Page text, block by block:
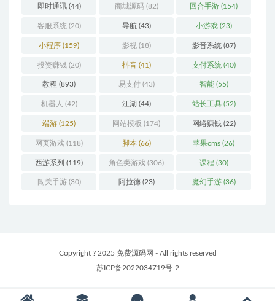
即时通讯(44) 商城源码(82) 回合手游 (154)
客服系统 (20) 导航(43) 小游戏(23)
小程序 (159) 影视(18) 影音系统 (87)
投资赚钱 (20) 抖音(41) 支付系统 (40)
教程 (893) 易支付(43) 智能(55)
机器人 (42) 江湖 (44) 站长工具(52)
端游 (125) 网站模板 (174) 网络赚钱(22)
网页游戏 (118) 脚本(66) 苹果cms (26)
西游系列 (119) 角色类游戏 (306) 课程 (30)
闯关手游(30) 阿拉德(23) 魔幻手游(36)
Copyright ? 2025 免费源码网 - All rights reserved
苏ICP备2022034719号-2